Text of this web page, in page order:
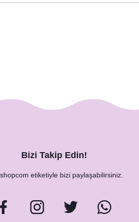
Bizi Takip Edin!
etiketiyle bizi paylaşabilirsiniz.